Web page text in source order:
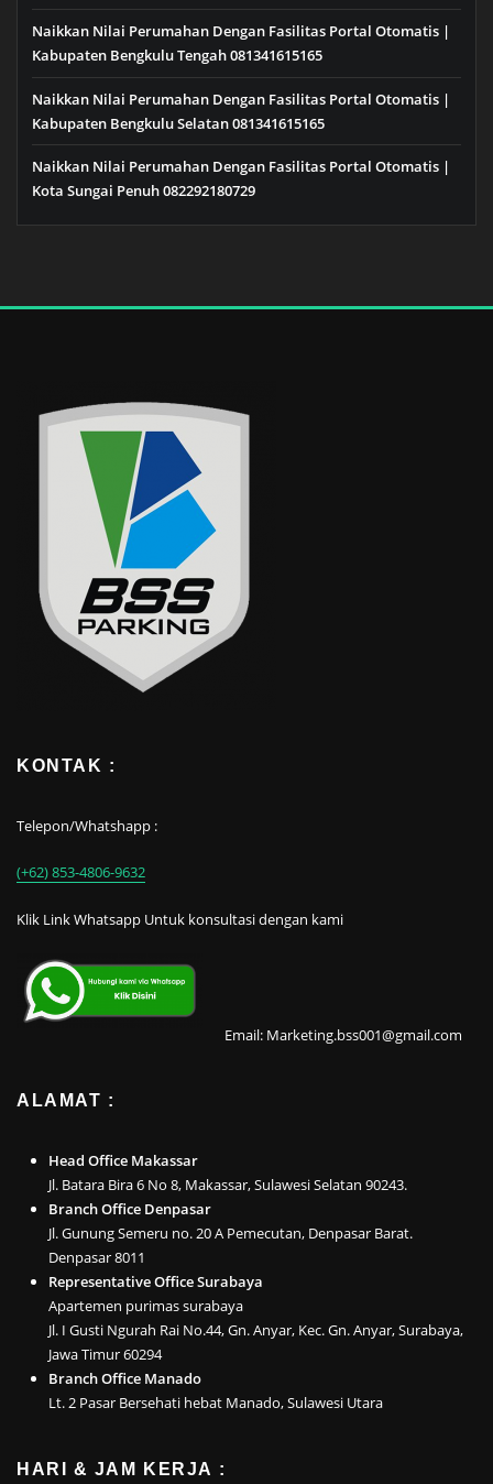
Naikkan Nilai Perumahan Dengan Fasilitas Portal Otomatis |
Kabupaten Bengkulu Tengah 081341615165
Naikkan Nilai Perumahan Dengan Fasilitas Portal Otomatis |
Kabupaten Bengkulu Selatan 081341615165
Naikkan Nilai Perumahan Dengan Fasilitas Portal Otomatis |
Kota Sungai Penuh 082292180729
KONTAK :
Telepon/Whatshapp :
(+62) 853-4806-9632
Klik Link Whatsapp Untuk konsultasi dengan kami
Email: Marketing.bss001@gmail.com
ALAMAT :
Head Office Makassar
Jl. Batara Bira 6 No 8, Makassar, Sulawesi Selatan 90243.
Branch Office Denpasar
Jl. Gunung Semeru no. 20 A Pemecutan, Denpasar Barat.
Denpasar 8011
Representative Office Surabaya
Apartemen purimas surabaya
Jl. I Gusti Ngurah Rai No.44, Gn. Anyar, Kec. Gn. Anyar, Surabaya,
Jawa Timur 60294
Branch Office Manado
Lt. 2 Pasar Bersehati hebat Manado, Sulawesi Utara
HARI & JAM KERJA :